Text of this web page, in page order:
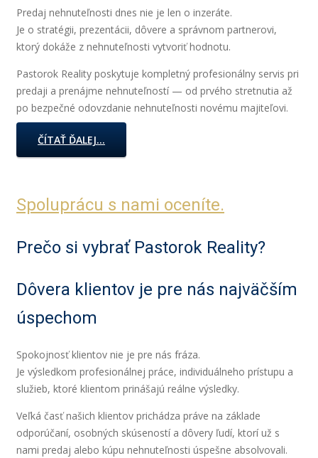
Predaj nehnuteľnosti dnes nie je len o inzeráte.
Je o stratégii, prezentácii, dôvere a správnom partnerovi,
ktorý dokáže z nehnuteľnosti vytvoriť hodnotu.
Pastorok Reality poskytuje kompletný profesionálny servis pri
predaji a prenájme nehnuteľností — od prvého stretnutia až
po bezpečné odovzdanie nehnuteľnosti novému majiteľovi.
ČÍTAŤ ĎALEJ...
Spoluprácu s nami oceníte.
Prečo si vybrať Pastorok Reality?
Dôvera klientov je pre nás najväčším
úspechom
Spokojnosť klientov nie je pre nás fráza.
Je výsledkom profesionálnej práce, individuálneho prístupu a
služieb, ktoré klientom prinášajú reálne výsledky.
Veľká časť našich klientov prichádza práve na základe
odporúčaní, osobných skúseností a dôvery ľudí, ktorí už s
nami predaj alebo kúpu nehnuteľnosti úspešne absolvovali.